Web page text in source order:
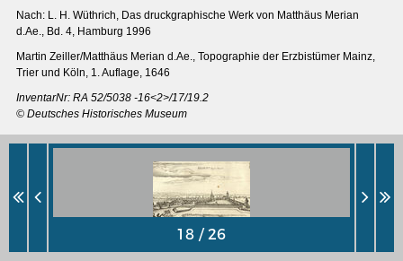
MERIAN'S GERMANY 1642 - 1654
Nach: L. H. Wüthrich, Das druckgraphische Werk von Matthäus Merian
d.Ae., Bd. 4, Hamburg 1996
Martin Zeiller/Matthäus Merian d.Ae., Topographie der Erzbistümer Mainz,
Trier und Köln, 1. Auflage, 1646
InventarNr: RA 52/5038 -16<2>/17/19.2
© Deutsches Historisches Museum